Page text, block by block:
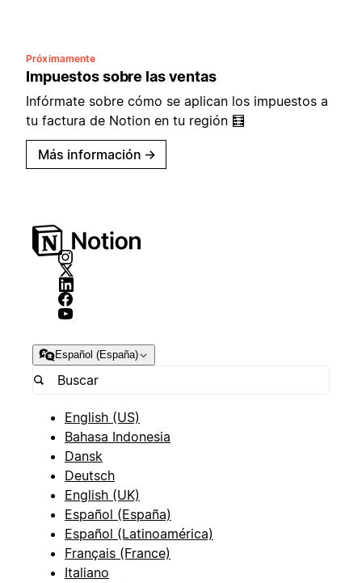
Próximamente
Impuestos sobre las ventas
Infórmate sobre cómo se aplican los impuestos a
tu factura de Notion en tu región 🧮
Más información →
Español (España)
English (US)
Bahasa Indonesia
Dansk
Deutsch
English (UK)
Español (España)
Español (Latinoamérica)
Français (France)
Italiano